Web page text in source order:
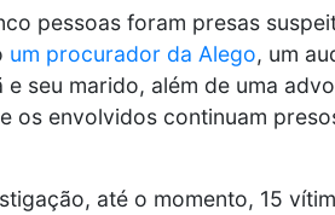
pessoas foram presas
um procurador da Alego, um
e seu marido, além de uma
os envolvidos continuam
até o momento, 15